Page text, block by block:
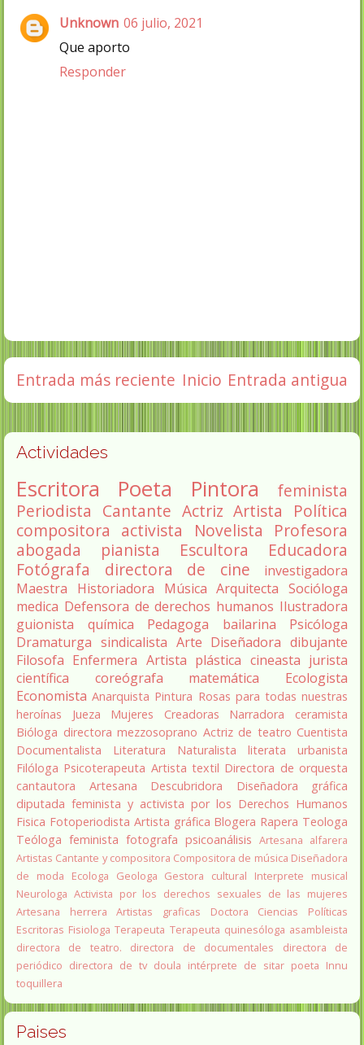
Unknown 06 julio, 2021
Que aporto
Responder
Entrada más reciente Entrada antigua
Inicio
Actividades
Escritora Poeta Pintora
feminista
Periodista Cantante Actriz Artista
Política
compositora activista Novelista
Profesora
abogada
pianista Escultora
Educadora
Fotógrafa
directora de cine
investigadora
Maestra
Historiadora Música Arquitecta Socióloga
medica Defensora de derechos humanos Ilustradora
guionista
química Pedagoga bailarina
Psicóloga
Dramaturga sindicalista Arte Diseñadora dibujante
Filosofa Enfermera Artista plástica cineasta jurista
científica
coreógrafa matemática
Ecologista
Economista Anarquista Pintura Rosas para todas nuestras
heroínas
Jueza Mujeres Creadoras Narradora
ceramista
Bióloga directora mezzosoprano Actriz de teatro Cuentista
Documentalista
Literatura Naturalista literata
urbanista
Filóloga Psicoterapeuta Artista textil Directora de orquesta
cantautora
Artesana Descubridora
Diseñadora gráfica
diputada feminista y activista por los Derechos Humanos
Fisica Fotoperiodista Artista gráfica Blogera Rapera Teologa
Teóloga feminista fotografa psicoanálisis Artesana alfarera
Artistas Cantante y compositora Compositora de música Diseñadora
de moda
Ecologa Geologa Gestora cultural
Interprete musical
Neurologa Activista por los derechos sexuales de las mujeres
Artesana herrera
Artistas graficas
Doctora Ciencias Políticas
Escritoras Fisiologa Terapeuta Terapeuta quinesóloga asambleista
directora de teatro.
directora de documentales
directora de
periódico directora de tv doula intérprete de sitar poeta Innu
toquillera
Paises